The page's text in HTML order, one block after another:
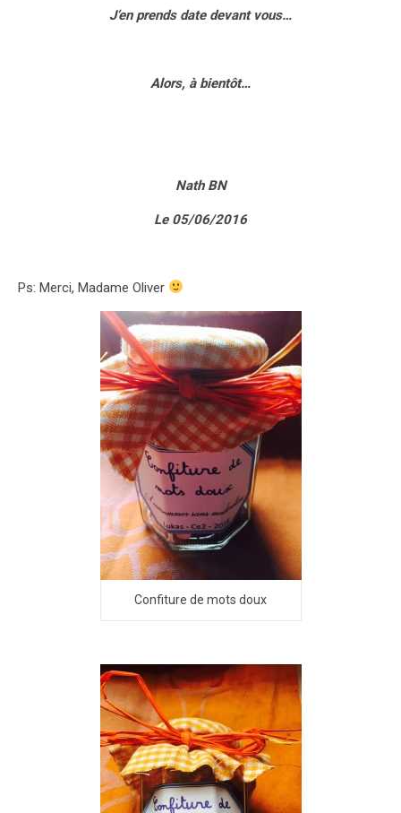
J’en prends date devant vous…
Alors, à bientôt…
Nath BN
Le 05/06/2016
Ps: Merci, Madame Oliver
Confiture de mots doux